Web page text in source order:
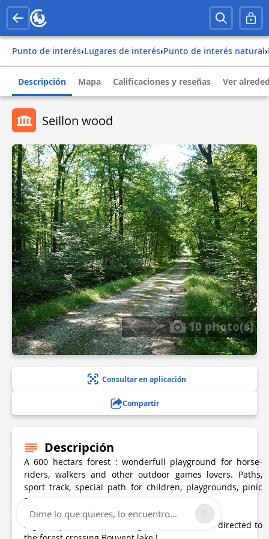
Punto de interés› Lugares de interés› Punto de interés natural›
Descripción Mapa Calificaciones y reseñas Ver
Seillon wood
10 photo(s)
Consultar en aplicación
Compartir
Descripción
A 600 hectars forest : wonderfull playground for horse-
riders, walkers and other outdoor games lovers. Paths,
sport track, special path for children, playgrounds, pinic
areas.
A green path starts in Bourg-en-Bresse and is directed to
Dime lo que quieres, lo encuentro...